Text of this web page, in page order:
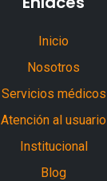
Inicio
Nosotros
Servicios médicos
Atención al usuario
Institucional
Blog